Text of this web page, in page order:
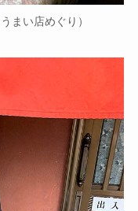
まい店めぐり）